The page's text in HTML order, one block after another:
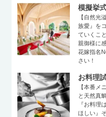
模擬挙
【自然光
族愛』を
ていくこ
親御様に
花嫁指名
さい！
お料理
【本番メ
と天然真
『お料理
ほしい』